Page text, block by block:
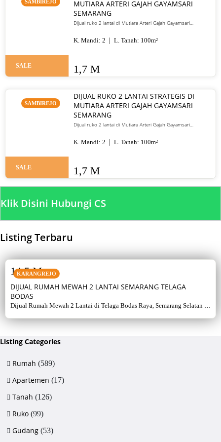
SAMBIREJO
SALE
MUTIARA ARTERI GAJAH GAYAMSARI
SEMARANG
Dijual ruko 2 lantai di Mutiara Arteri Gajah Gayamsari
1,7 M
K. Mandi: 2 L. Tanah: 100m²
1,7 M
SAMBIREJO
SALE
DIJUAL RUKO 2 LANTAI STRATEGIS DI
MUTIARA ARTERI GAJAH GAYAMSARI
SEMARANG
Dijual ruko 2 lantai di Mutiara Arteri Gajah Gayamsari
untuk usaha. Harga 1,7 M.
K. Mandi: 2 L. Tanah: 100m²
1,7 M
Klik Disini Hubungi CS
Listing Terbaru
KARANGREJO
DIJUAL RUMAH MEWAH 2 LANTAI SEMARANG TELAGA
BODAS
Dijual Rumah Mewah 2 Lantai di Telaga Bodas Raya, Semarang Selatan –
listrik 5500 watt, air artetis. Lingkungan asri & strategis.
14,5 M
Listing Categories
Rumah (589)
Apartemen (17)
Tanah (126)
Ruko (99)
Gudang (53)